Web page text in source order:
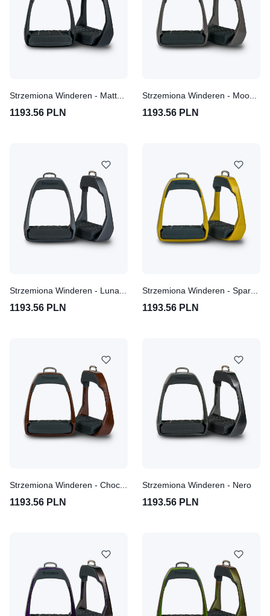
1193.56 PLN 1193.56 PLN
1193.56 PLN 1193.56 PLN
1193.56 PLN
Strzemiona Winderen - Nero
1193.56 PLN